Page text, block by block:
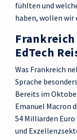
fühlten und
haben, wollen wir
EdTech
Was Frankreich
Sprache
Bereits im
Emanuel Macron
54 Milliarden
und